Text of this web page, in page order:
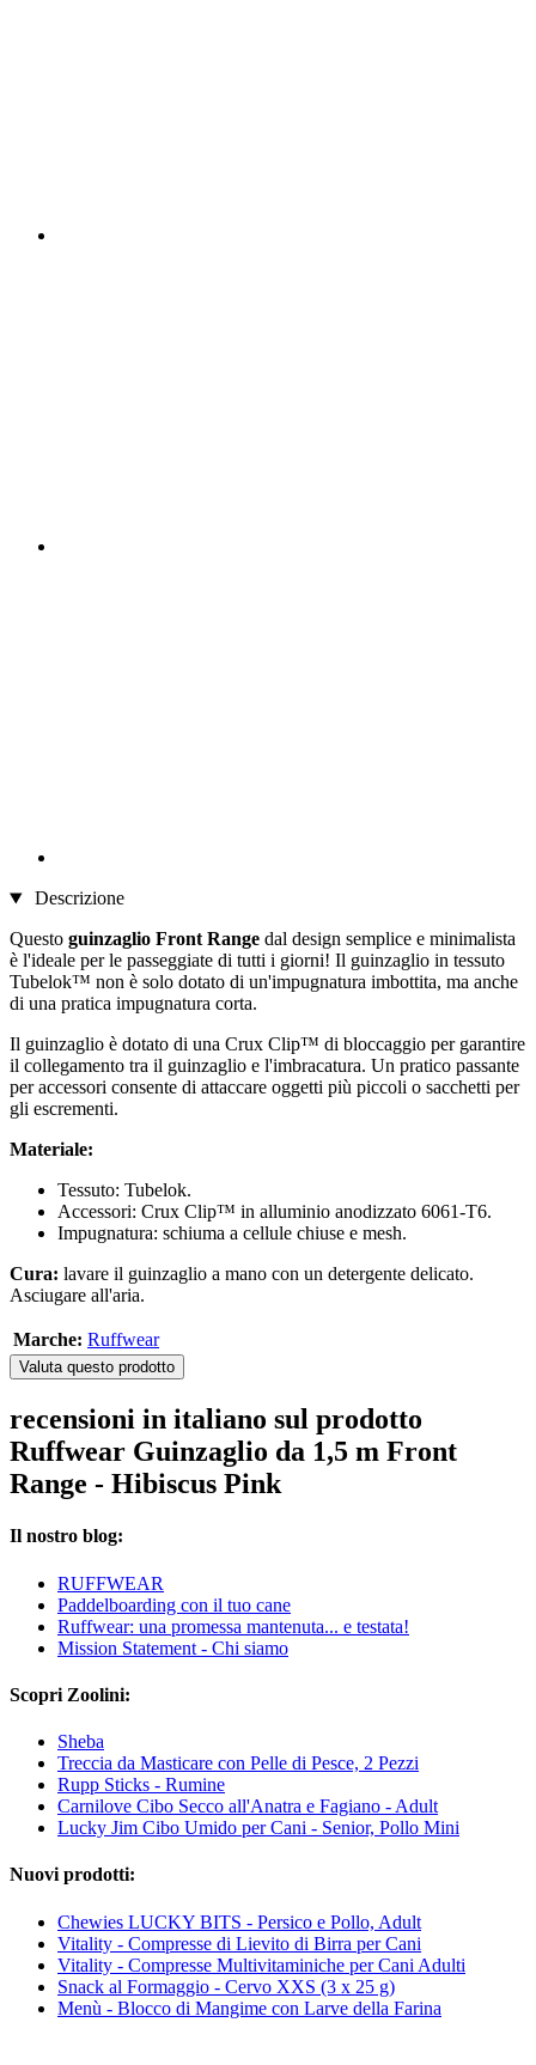
Descrizione
Questo guinzaglio Front Range dal design semplice e minimalista
è l'ideale per le passeggiate di tutti i giorni! Il guinzaglio in tessuto
Tubelok™ non è solo dotato di un'impugnatura imbottita, ma anche
di una pratica impugnatura corta.
Il guinzaglio è dotato di una Crux Clip™ di bloccaggio per garantire
il collegamento tra il guinzaglio e l'imbracatura. Un pratico passante
per accessori consente di attaccare oggetti più piccoli o sacchetti per
gli escrementi.
Materiale:
Tessuto: Tubelok.
Accessori: Crux Clip™ in alluminio anodizzato 6061-T6.
Impugnatura: schiuma a cellule chiuse e mesh.
Cura: lavare il guinzaglio a mano con un detergente delicato.
Asciugare all'aria.
Marche: Ruffwear
Valuta questo prodotto
recensioni in italiano sul prodotto
Ruffwear Guinzaglio da 1,5 m Front
Range - Hibiscus Pink
Il nostro blog:
RUFFWEAR
Paddelboarding con il tuo cane
Ruffwear: una promessa mantenuta... e testata!
Mission Statement - Chi siamo
Scopri Zoolini:
Sheba
Treccia da Masticare con Pelle di Pesce, 2 Pezzi
Rupp Sticks - Rumine
Carnilove Cibo Secco all'Anatra e Fagiano - Adult
Lucky Jim Cibo Umido per Cani - Senior, Pollo Mini
Nuovi prodotti:
Chewies LUCKY BITS - Persico e Pollo, Adult
Vitality - Compresse di Lievito di Birra per Cani
Vitality - Compresse Multivitaminiche per Cani Adulti
Snack al Formaggio - Cervo XXS (3 x 25 g)
Menù - Blocco di Mangime con Larve della Farina